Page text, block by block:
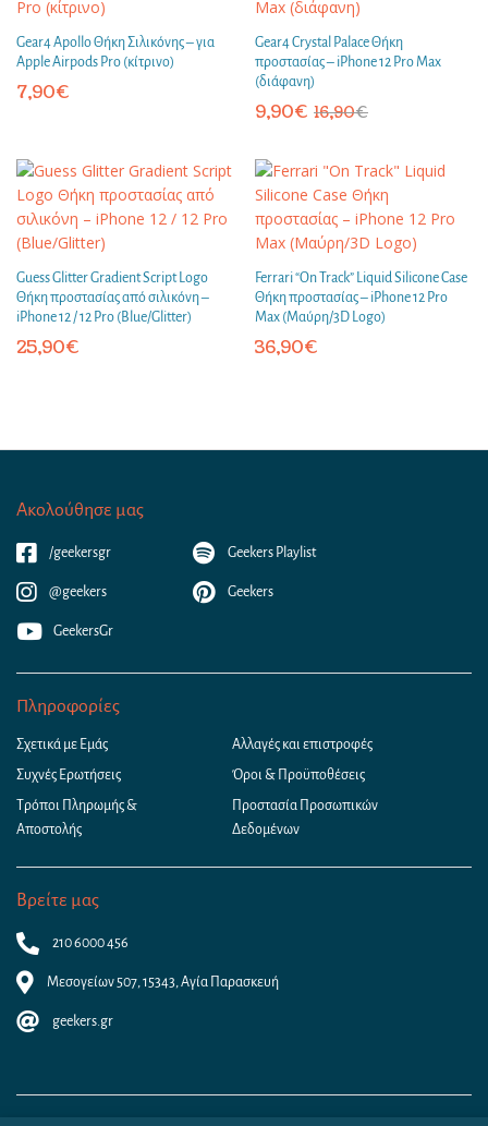
Gear4 Apollo Θήκη Σιλικόνης – για
Apple Airpods Pro (κίτρινο)
7,90€
Gear4 Crystal Palace Θήκη
προστασίας – iPhone 12 Pro Max
(διάφανη)
9,90€ 16,90€
Guess Glitter Gradient Script Logo
Θήκη προστασίας από σιλικόνη –
iPhone 12 / 12 Pro (Blue/Glitter)
25,90€
Ferrari “On Track” Liquid Silicone Case
Θήκη προστασίας – iPhone 12 Pro
Max (Μαύρη/3D Logo)
36,90€
Ακολούθησε μας
/geekersgr
@geekers
GeekersGr
Geekers Playlist
Geekers
Πληροφορίες
Σχετικά με Εμάς
Συχνές Ερωτήσεις
Τρόποι Πληρωμής &
Αποστολής
Αλλαγές και επιστροφές
Όροι & Προϋποθέσεις
Προστασία Προσωπικών
Δεδομένων
Βρείτε μας
210 6000 456
Μεσογείων 507, 15343, Αγία Παρασκευή
geekers.gr